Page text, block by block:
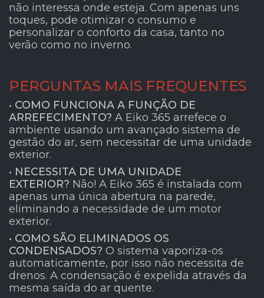
não interessa onde esteja. Com apenas uns
toques, pode otimizar o consumo e
personalizar o conforto da casa, tanto no
verão como no inverno.
PERGUNTAS MAIS FREQUENTES
• COMO FUNCIONA A FUNÇÃO DE
ARREFECIMENTO? A Eiko 365 arrefece o
ambiente usando um avançado sistema de
gestão do ar, sem necessitar de uma unidade
exterior.
• NECESSITA DE UMA UNIDADE
EXTERIOR? Não! A Eiko 365 é instalada com
apenas uma única abertura na parede,
eliminando a necessidade de um motor
exterior.
• COMO SÃO ELIMINADOS OS
CONDENSADOS? O sistema vaporiza-os
automaticamente, por isso não necessita de
drenos. A condensação é expelida através da
mesma saída do ar quente.